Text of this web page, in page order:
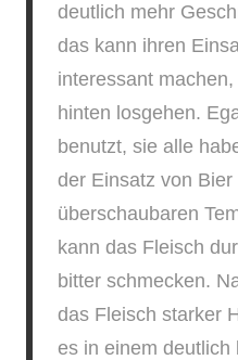
deutlich mehr
das kann ihren
interessant
hinten losgehen.
benutzt, sie alle
der Einsatz von
überschaubaren
kann das Fleisch
bitter schmecken.
das Fleisch starker
es in einem deutlich